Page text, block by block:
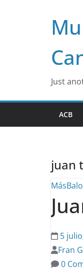
Just
ACB
juan
5
Fran
0